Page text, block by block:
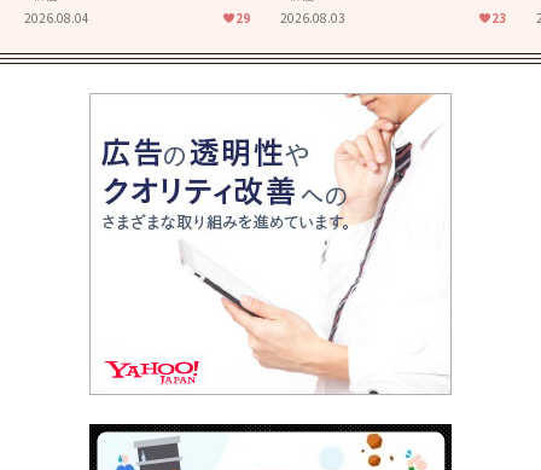
た映画「あの花が咲く丘で、
2026.08.04
29
食堂」にも通じる静かな芝居
2026.08.03
23